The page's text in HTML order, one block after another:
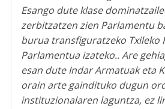
Esango dute klase
zerbitzatzen zien Parlamentu
burua transfiguratzeko Txileko
Parlamentua izateko.. Are
esan dute Indar Armatuak eta
orain arte gaindituko dugun
instituzionalaren laguntza, ez